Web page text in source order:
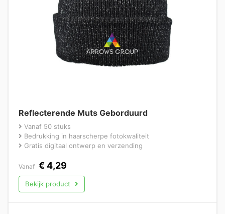
Reflecterende Muts Geborduurd
Vanaf 50 stuks
Bedrukking in haarscherpe fotokwaliteit
Gratis digitaal ontwerp en verzending
Vanaf €4,29
Bekijk product